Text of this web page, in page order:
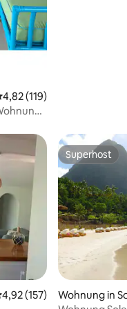
4,82 (119)
Bewertungen
4,92 (157)
Superhost
Superhost
Wohnung in